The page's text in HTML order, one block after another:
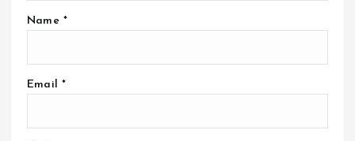
Name *
Email *